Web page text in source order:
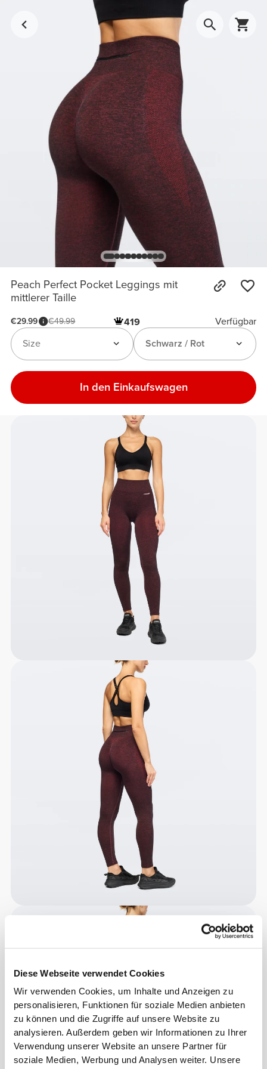
Diese Webseite verwendet Cookies
Wir verwenden Cookies, um Inhalte und Anzeigen zu
personalisieren, Funktionen für soziale Medien anbieten
zu können und die Zugriffe auf unsere Website zu
analysieren. Außerdem geben wir Informationen zu Ihrer
Verwendung unserer Website an unsere Partner für
soziale Medien, Werbung und Analysen weiter. Unsere
Peach Perfect Pocket Leggings mit
mittlerer Taille
€29.99 €49.99 419
Verfügbar
Schwarz / Rot
Size
In den Einkaufswagen